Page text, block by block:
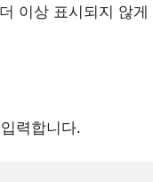
이상 표시되지 않게
력합니다.